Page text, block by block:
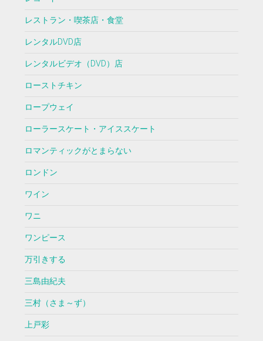
レストラン・喫茶店・食堂
レンタルDVD店
レンタルビデオ（DVD）店
ローストチキン
ロープウェイ
ローラースケート・アイススケート
ロマンティックがとまらない
ロンドン
ワイン
ワニ
ワンピース
万引きする
三島由紀夫
三村（さま～ず）
上戸彩